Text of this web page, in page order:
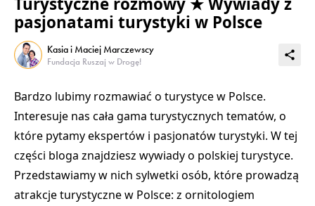
pasjonatami turystyki w Polsce
Kasia i Maciej Marczewscy
Fundacja Ruszaj w Drogę!
Bardzo lubimy rozmawiać o turystyce w Polsce.
Interesuje nas cała gama turystycznych tematów, o
które pytamy ekspertów i pasjonatów turystyki. W tej
części bloga znajdziesz wywiady o polskiej turystyce.
Przedstawiamy w nich sylwetki osób, które prowadzą
atrakcje turystyczne w Polsce: z ornitologiem